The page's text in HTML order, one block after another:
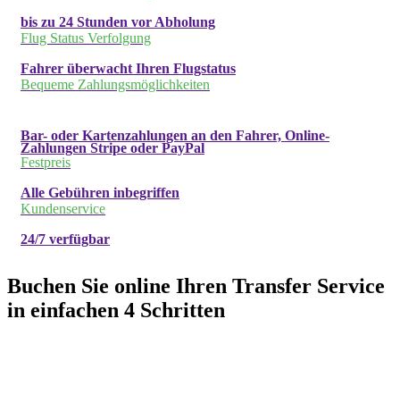
bis zu 24 Stunden vor Abholung
Flug Status Verfolgung
Fahrer überwacht Ihren Flugstatus
Bequeme Zahlungsmöglichkeiten
Bar- oder Kartenzahlungen an den Fahrer, Online-
Zahlungen Stripe oder PayPal
Festpreis
Alle Gebühren inbegriffen
Kundenservice
24/7 verfügbar
Buchen Sie online Ihren Transfer Service
in einfachen 4 Schritten